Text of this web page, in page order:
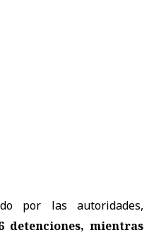
por las autoridades,
detenciones, mientras